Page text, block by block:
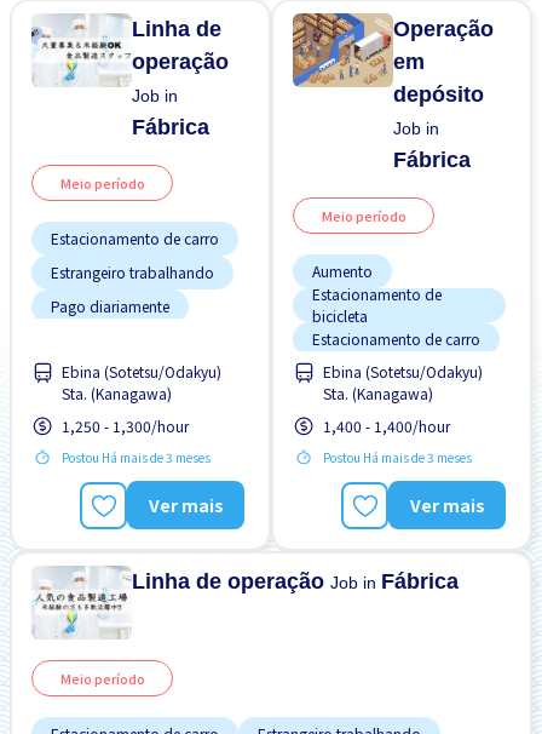
Linha de
operação
Job in
Fábrica
Meio período
Estacionamento de carro
Estrangeiro trabalhando
Pago diariamente
Turno noturno
Ebina (Sotetsu/Odakyu)
Sta. (Kanagawa)
1,250 - 1,300/hour
Postou Há mais de 3 meses
Ver mais
Operação
em
depósito
Job in
Fábrica
Meio período
Aumento
Estacionamento de
bicicleta
Estacionamento de carro
Preferência por Homens
Sem CV
Sem experiência OK
Ebina (Sotetsu/Odakyu)
Sta. (Kanagawa)
1,400 - 1,400/hour
Postou Há mais de 3 meses
Ver mais
Linha de operaçãoJob in Fábrica
Meio período